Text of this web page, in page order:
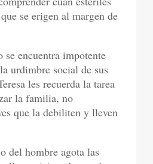
se erigen al margen de
se encuentra impotente
urdimbre social de sus
les recuerda la tarea
la familia, no
que la debiliten y lleven
del hombre agota las